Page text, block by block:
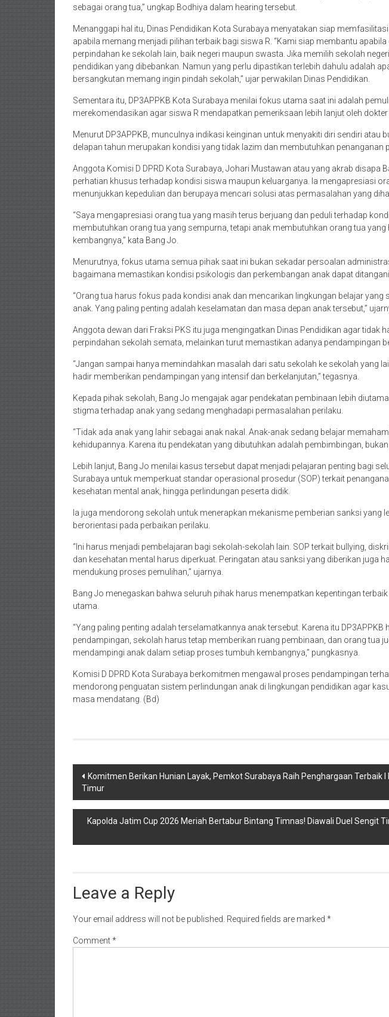
sebagai orang tua,” ungkap Bodhiya dalam hearing tersebut.
Menanggapi hal itu, Dinas Pendidikan Kota Surabaya menyatakan siap
apabila memang menjadi pilihan terbaik bagi siswa R. “Kami siap membantu
perpindahan ke sekolah lain, baik negeri maupun swasta. Jika memilih sekolah
pendidikan yang dibebankan. Namun yang perlu dipastikan terlebih dahulu adalah
bersangkutan memang ingin pindah sekolah,” ujar perwakilan Dinas Pendidikan.
Sementara itu, DP3APPKB Kota Surabaya menilai fokus utama saat ini adalah
merekomendasikan agar siswa R mendapatkan pemeriksaan lebih lanjut oleh
Menurut DP3APPKB, munculnya indikasi keinginan untuk menyakiti diri sendiri atau
delapan tahun merupakan kondisi yang tidak lazim dan membutuhkan penanganan
Anggota Komisi D DPRD Kota Surabaya, Johari Mustawan atau yang akrab disapa
perhatian khusus terhadap kondisi siswa maupun keluarganya. Ia mengapresiasi
menunjukkan kepedulian dan berupaya mencari solusi atas permasalahan yang
“Saya mengapresiasi orang tua yang masih terus berjuang dan peduli terhadap
membutuhkan orang tua yang sempurna, tetapi anak membutuhkan orang tua
kembangnya,” kata Bang Jo.
Menurutnya, fokus utama semua pihak saat ini bukan sekadar persoalan
bagaimana memastikan kondisi psikologis dan perkembangan anak dapat ditangani
“Orang tua harus fokus pada kondisi anak dan mencarikan lingkungan belajar yang
anak. Yang paling penting adalah keselamatan dan masa depan anak tersebut,”
Anggota dewan dari Fraksi PKS itu juga mengingatkan Dinas Pendidikan agar tidak
perpindahan sekolah semata, melainkan turut memastikan adanya pendampingan
“Jangan sampai hanya memindahkan masalah dari satu sekolah ke sekolah yang
hadir memberikan pendampingan yang intensif dan berkelanjutan,” tegasnya.
Kepada pihak sekolah, Bang Jo mengajak agar pendekatan pembinaan lebih
stigma terhadap anak yang sedang menghadapi permasalahan perilaku.
“Tidak ada anak yang lahir sebagai anak nakal. Anak-anak sedang belajar
kehidupannya. Karena itu pendekatan yang dibutuhkan adalah pembimbingan, bukan
Lebih lanjut, Bang Jo menilai kasus tersebut dapat menjadi pelajaran penting bagi
Surabaya untuk memperkuat standar operasional prosedur (SOP) terkait
kesehatan mental anak, hingga perlindungan peserta didik.
Ia juga mendorong sekolah untuk menerapkan mekanisme pemberian sanksi yang
berorientasi pada perbaikan perilaku.
“Ini harus menjadi pembelajaran bagi sekolah-sekolah lain. SOP terkait bullying,
dan kesehatan mental harus diperkuat. Peringatan atau sanksi yang diberikan juga
mendukung proses pemulihan,” ujarnya.
Bang Jo menegaskan bahwa seluruh pihak harus menempatkan kepentingan
utama.
“Yang paling penting adalah terselamatkannya anak tersebut. Karena itu DP3APPKB
pendampingan, sekolah harus tetap memberikan ruang pembinaan, dan orang tua
mendampingi anak dalam setiap proses tumbuh kembangnya,” pungkasnya.
Komisi D DPRD Kota Surabaya berkomitmen mengawal proses pendampingan
mendorong penguatan sistem perlindungan anak di lingkungan pendidikan agar
masa mendatang. (Bd)
Post
navigation
Komitmen Berikan Hunian Layak, Pemkot Surabaya Raih Penghargaan Terbaik
Timur
Kapolda Jatim Cup 2026 Meriah Bertabur Bintang Timnas! Diawali Duel Sengit
Leave a Reply
Your email address will not be published. Required fields are marked *
Comment*